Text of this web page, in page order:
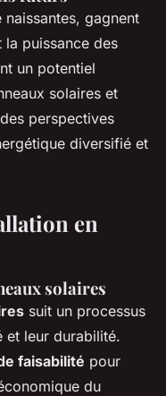
naissantes, gagnent
puissance des
un potentiel
solaires et
perspectives
diversifié et
en
solaires
suit un processus
et leur durabilité.
faisabilité pour
du